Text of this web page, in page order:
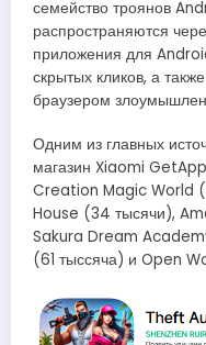
семейство троянов
распространяются
приложения для
скрытых кликов, а
браузером
Одним из главных
магазин Xiaomi
Creation Magic World
House (34 тысячи),
Sakura Dream
(61 тыссяча) и Open